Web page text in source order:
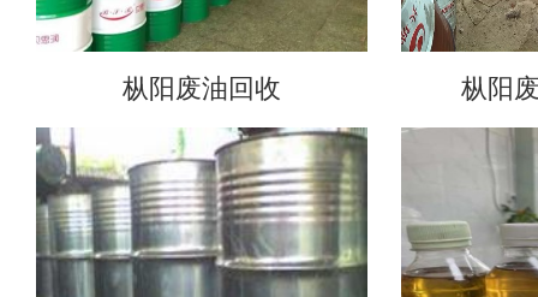
枞阳废油回收 枞阳